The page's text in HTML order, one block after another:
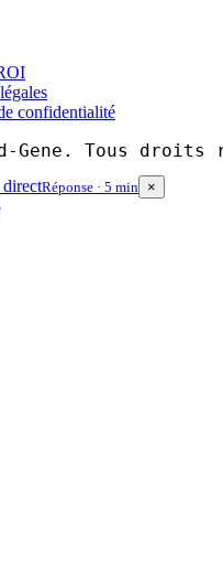
confidentialité
Gene. Tous droits
directRéponse · 5 min ×